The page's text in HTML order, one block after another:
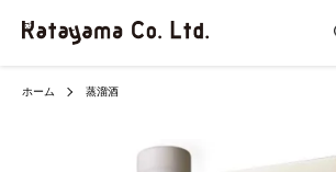
ホーム 蒸溜酒